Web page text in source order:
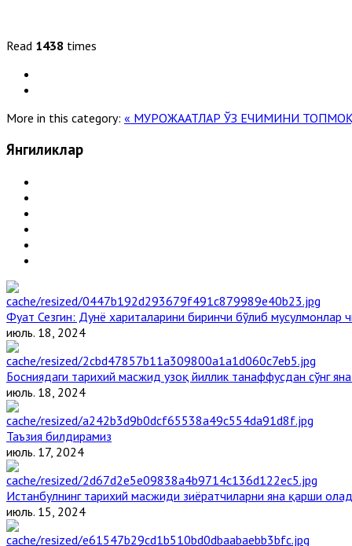
Read 1438 times
More in this category: « МУРОЖААТЛАР ЎЗ ЕЧИМИНИ
Янгиликлар
Фуат Сезгин: Дунё хариталарини биринчи бўлиб мусулмонлар
июль. 18, 2024
Босниядаги тарихий масжид узоқ йиллик танаффусдан сўнг
июль. 18, 2024
Таъзия билдирамиз
июль. 17, 2024
Истанбулнинг тарихий масжиди зиёратчиларни яна қарши
июль. 15, 2024